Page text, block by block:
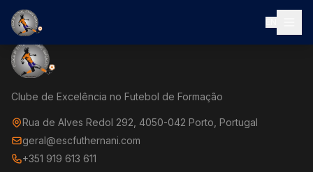
Clube de Excelência no Futebol de Formação
Rua de Alves Redol 292, 4050-042 Porto, Portugal
geral@escfuthernani.com
+351 919 613 611